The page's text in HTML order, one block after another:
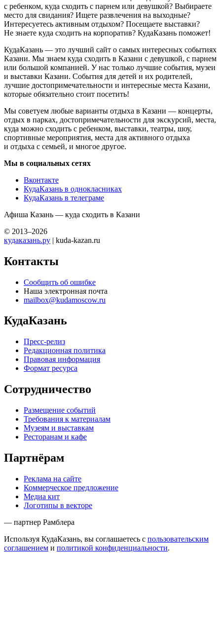
с ребенком, куда сходить с парнем или девушкой? Выбираете
место для свидания? Ищете развлечения на выходные?
Интересуетесь активным отдыхом? Посещаете выставки?
Не знаете куда сходить на корпоратив? КудаКазань поможет!
КудаКазань — это лучший сайт о самых интересных событиях
Казани. Мы знаем куда сходить в Казани с девушкой, с парнем
или большой компанией. У нас только лучшие события, музеи
и выставки Казани. События для детей и их родителей,
лучшие достопримечательности и интересные места Казани,
которые обязательно стоит посетить!
Мы советуем любые варианты отдыха в Казани — концерты,
отдых в парках, достопримечательности для экскурсий, места,
куда можно сходить с ребенком, выставки, театры, шоу,
спортивные мероприятия, места для активного отдыха
и отдыха с семьей, и многое другое.
Мы в социальных сетях
Вконтакте
КудаКазань в однокласниках
КудаКазань в телеграме
Афиша Казань — куда сходить в Казани
© 2013–2026
кудаказань.ру | kuda-kazan.ru
Контакты
Сообщить об ошибке
Наша электронная почта
mailbox@kudamoscow.ru
КудаКазань
Пресс-релиз
Редакционная политика
Правовая информация
Формат ресурса
Сотрудничество
Размещение событий
Требования к материалам
Музеям и выставкам
Ресторанам и кафе
Партнёрам
Реклама на сайте
Коммерческое предложение
Медиа кит
Логотипы в векторе
— партнер Рамблера
Используя КудаКазань, вы соглашаетесь с пользовательским
соглашением и политикой конфиденциальности.